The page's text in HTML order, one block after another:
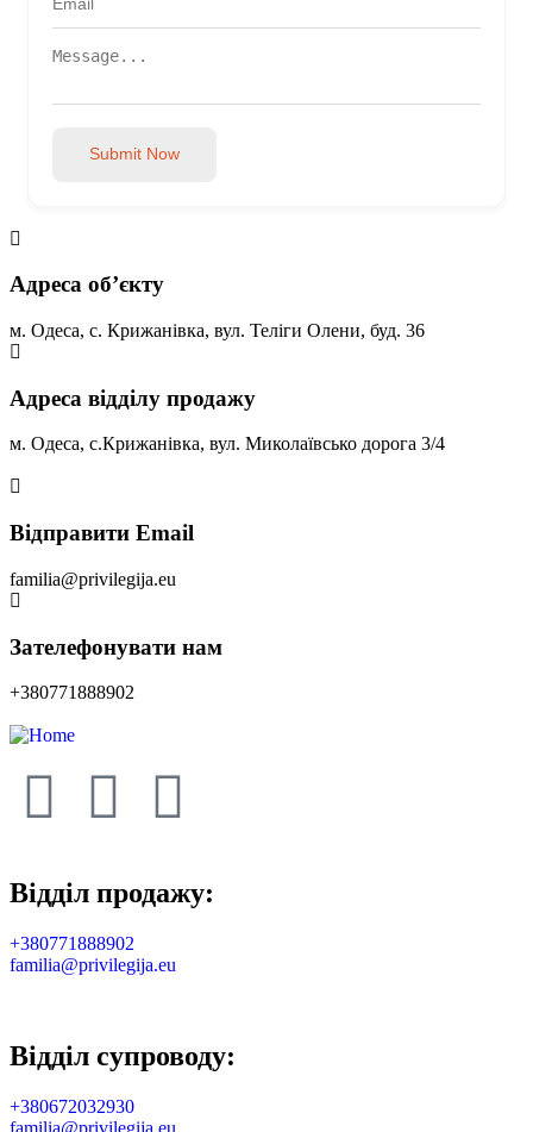
Submit Now
Адреса обʼєкту
м. Одеса, с. Крижанівка, вул. Теліги Олени, буд. 36
Адреса відділу продажу
м. Одеса, с.Крижанівка, вул. Миколаївсько дорога 3/4
Відправити Email
familia@privilegija.eu
Зателефонувати нам
+380771888902
Відділ продажу:
+380771888902
familia@privilegija.eu
Відділ супроводу:
+380672032930
familia@privilegija.eu